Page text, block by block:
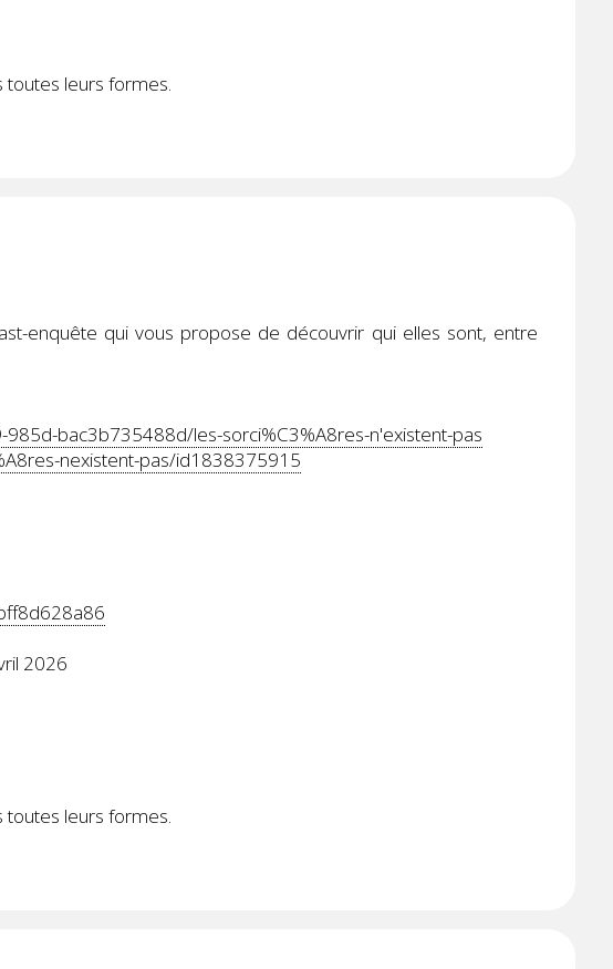
leurs formes.
enquête qui vous propose de découvrir qui elles sont, entre
bac3b735488d/les-sorci%C3%A8res-n'existent-pas
nexistent-pas/id1838375915
2026
toutes leurs formes.